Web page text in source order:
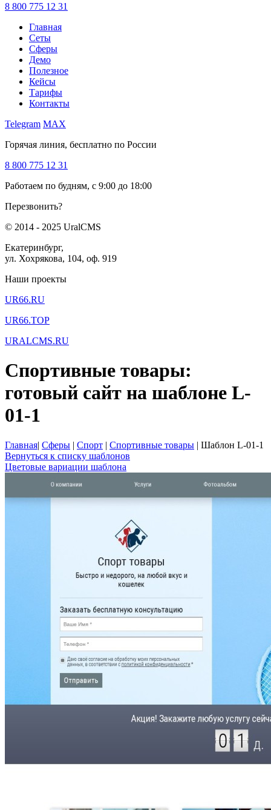
8 800 775 12 31
Главная
Сеты
Сферы
Демо
Полезное
Кейсы
Тарифы
Контакты
Telegram MAX
Горячая линия, бесплатно по России
8 800 775 12 31
Работаем по будням, с 9:00 до 18:00
Перезвонить?
© 2014 - 2025 UralCMS
Екатеринбург,
ул. Хохрякова, 104, оф. 919
Наши проекты
UR66.RU
UR66.TOP
URALCMS.RU
Спортивные товары:
готовый сайт на шаблоне L-
01-1
Главная| Сферы | Спорт | Спортивные товары | Шаблон L-01-1
Вернуться к списку шаблонов
Цветовые вариации шаблона